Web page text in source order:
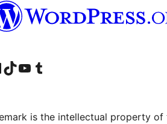
যাওক
আমাৰ TikTok একাউণ্টলৈ যাওকআমাৰ YouTube চেনেললৈ যাওকআমাৰ Tumblr একাউণ্টলৈ যাওক
is the intellectual property of